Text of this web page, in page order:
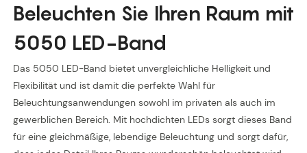
Beleuchten Sie Ihren Raum mit
5050 LED-Band
Das 5050 LED-Band bietet unvergleichliche Helligkeit und
Flexibilität und ist damit die perfekte Wahl für
Beleuchtungsanwendungen sowohl im privaten als auch im
gewerblichen Bereich. Mit hochdichten LEDs sorgt dieses Band
für eine gleichmäßige, lebendige Beleuchtung und sorgt dafür,